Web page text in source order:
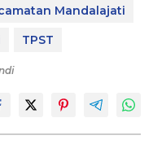
Mandalajati
TPST